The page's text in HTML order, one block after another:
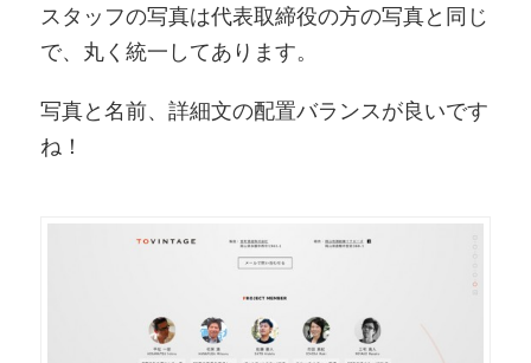
スタッフの写真は代表取締役の方の写真と同じ
で、丸く統一してあります。
写真と名前、詳細文の配置バランスが良いです
ね！